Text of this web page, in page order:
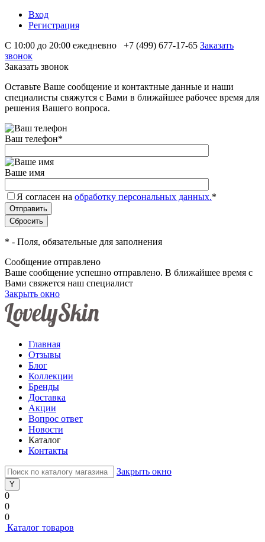
Вход
Регистрация
С 10:00 до 20:00 ежедневно
+7 (499) 677-17-65 Заказать
звонок
Заказать звонок
Оставьте Ваше сообщение и контактные данные и наши
специалисты свяжутся с Вами в ближайшее рабочее время для
решения Вашего вопроса.
Ваш телефон*
Ваше имя
Я согласен на обработку персональных данных.*
* - Поля, обязательные для заполнения
Сообщение отправлено
Ваше сообщение успешно отправлено. В ближайшее время с
Вами свяжется наш специалист
Закрыть окно
Главная
Отзывы
Блог
Коллекции
Бренды
Доставка
Акции
Вопрос ответ
Новости
Каталог
Контакты
Закрыть окно
0
0
0
Каталог товаров